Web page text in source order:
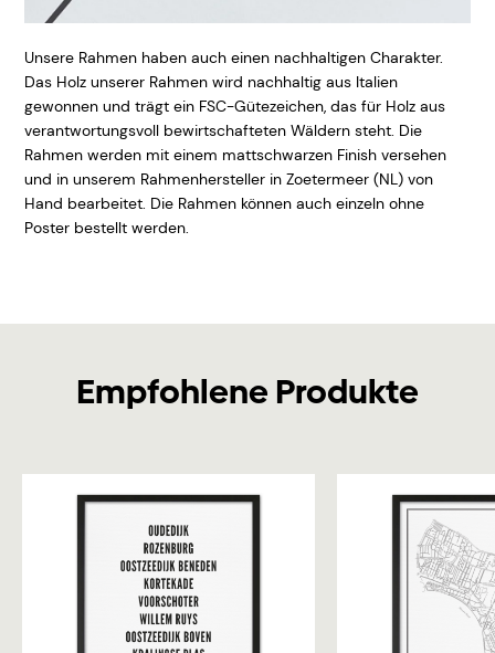
Unsere Rahmen haben auch einen nachhaltigen Charakter.
Das Holz unserer Rahmen wird nachhaltig aus Italien
gewonnen und trägt ein FSC-Gütezeichen, das für Holz aus
verantwortungsvoll bewirtschafteten Wäldern steht. Die
Rahmen werden mit einem mattschwarzen Finish versehen
und in unserem Rahmenhersteller in Zoetermeer (NL) von
Hand bearbeitet. Die Rahmen können auch einzeln ohne
Poster bestellt werden.
Empfohlene Produkte